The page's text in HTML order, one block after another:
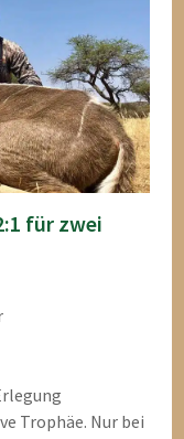
für zwei
Trophäe. Nur bei